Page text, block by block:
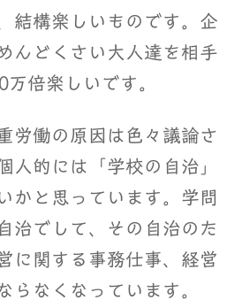
結構楽しいものです。企
んどくさい大人達を相手
倍楽しいです。
労働の原因は色々議論さ
人的には「学校の自治」
かと思っています。学問
治でして、その自治のた
に関する事務仕事、経営
らなくなっています。